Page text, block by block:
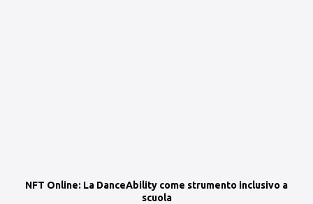
NFT Online: La DanceAbility come strumento inclusivo a
scuola